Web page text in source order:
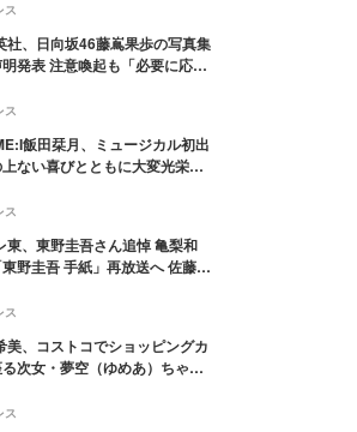
ス
社、日向坂46藤嶌果歩の写真集
発表 注意喚起も「必要に応じ
ス
飯田栞月、ミュージカル初出
ない喜びとともに大変光栄」
ス
東、東野圭吾さん追悼 亀梨和
野圭吾 手紙」再放送へ 佐藤隆
ス
美、コストコでショッピングカ
次女・夢空（ゆめあ）ちゃん
を感じる」の声
ス